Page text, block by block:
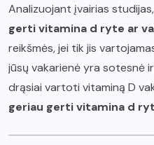
Analizuojant įvairias
gerti vitamina d ryte ar
reikšmės, jei tik jis
jūsų vakarienė yra sotesnė
drąsiai vartoti vitaminą D
geriau gerti vitamina d